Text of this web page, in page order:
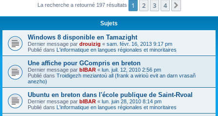
c
La recherche a retourné 197 résultats 1 2 3 4
Sujets
Windows 8 disponible en Tamazight
Dernier message par drouizig « sam. févr. 16, 2013 9:17 pm
Publié dans L'informatique en langues régionales et minoritaires
Une affiche pour GCompris en breton
Dernier message par bIBAR « lun. juil. 12, 2010 2:56 pm
Publié dans Troidigezh meziantoù all (frank a wirioù evit an darn vrasañ
anezho)
Ubuntu en breton dans l'école publique de Saint-Rvoal
Dernier message par bIBAR « lun. juin 28, 2010 8:14 pm
Publié dans L'informatique en langues régionales et minoritaires